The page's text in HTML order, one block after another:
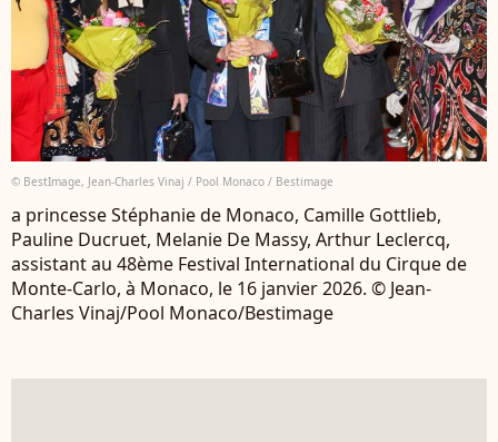
© BestImage, Jean-Charles Vinaj / Pool Monaco / Bestimage
a princesse Stéphanie de Monaco, Camille Gottlieb,
Pauline Ducruet, Melanie De Massy, Arthur Leclercq,
assistant au 48ème Festival International du Cirque de
Monte-Carlo, à Monaco, le 16 janvier 2026. © Jean-
Charles Vinaj/Pool Monaco/Bestimage